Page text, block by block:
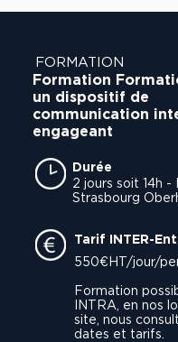
FORMATION
Formation
un dispositif de
communication
engageant
Durée
2 jours soit 14h -
Strasbourg
Tarif INTER-
550€HT/jour/
Formation
INTRA, en nos
site, nous
dates et tarifs.